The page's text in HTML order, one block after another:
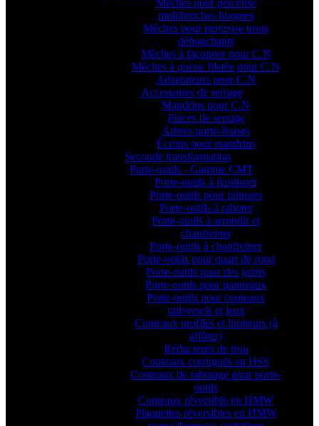
Mèches pour perceuse
multibroches borgnes
Mèches pour perceuse trous
débouchants
Mèches à façonner pour C.N
Mèches à queue filetée pour C.N
Adaptateurs pour C.N
Accessoires de serrage
Mandrins pour C.N
Pinces de serrage
Arbres porte-fraises
Écrous pour mandrins
Seconde transformation
Porte-outils - Gamme CMT
Porte-outils à feuillurer
Porte-outils pour rainures
Porte-outils à raboter
Porte-outils à arrondir et
chanfreiner
Porte-outils à chanfreiner
Porte-outils pour quart de rond
Porte-outils pour des joints
Porte-outils pour panneaux
Porte-outils pour couteaux
universels et jeux
Couteaux profilés et limiteurs (à
affûter)
Réducteurs de trou
Couteaux corrugués en HSS
Couteaux de rabotage pour porte-
outils
Couteaux réversible en HMW
Plaquettes réversibles en HMW